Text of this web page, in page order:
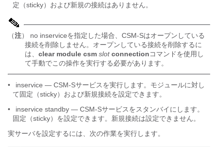
定（sticky）および新規の接続はありません。
（注） no inserviceを指定した場合、CSM-Sはオープンしている
接続を削除しません。オープンしている接続を削除するに
は、 clear module csm slotconnectionコマンドを使用し
て手動でこの操作を実行する必要があります。
•
inservice ― CSM-Sサービスを実行します。モジュールに対し
て固定（sticky）および新規接続を設定できます。
•
inservice standby ― CSM-Sサービスをスタンバイにします。
固定（sticky）を設定できます。新規接続は設定できません。
実サーバを設定するには、次の作業を実行します。